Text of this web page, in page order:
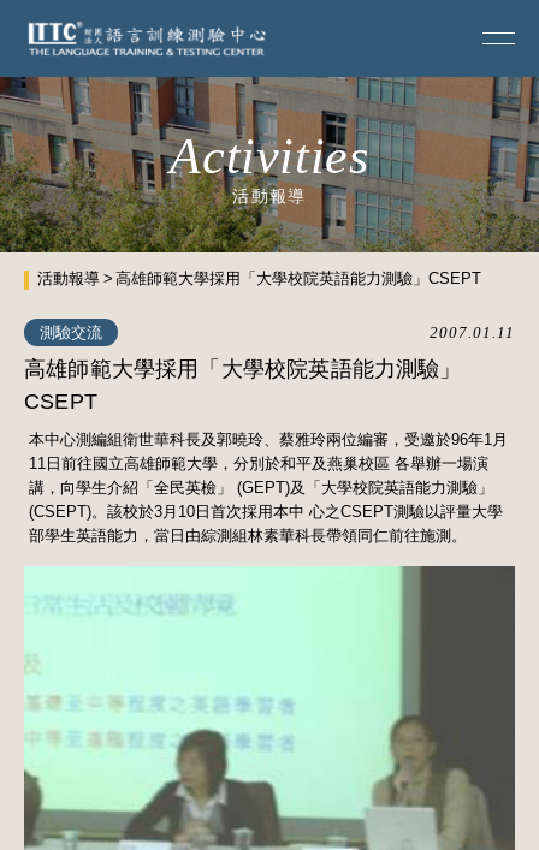
Activities
活動報導
活動報導 高雄師範大學採用「大學校院英語能力測驗」CSEPT
測驗交流 2007.01.11
高雄師範大學採用「大學校院英語能力測驗」
CSEPT
本中心測編組衛世華科長及郭曉玲、蔡雅玲兩位編審，受邀於96年1月
11日前往國立高雄師範大學，分別於和平及燕巢校區 各舉辦一場演
講，向學生介紹「全民英檢」 (GEPT)及「大學校院英語能力測驗」
(CSEPT)。該校於3月10日首次採用本中 心之CSEPT測驗以評量大學
部學生英語能力，當日由綜測組林素華科長帶領同仁前往施測。